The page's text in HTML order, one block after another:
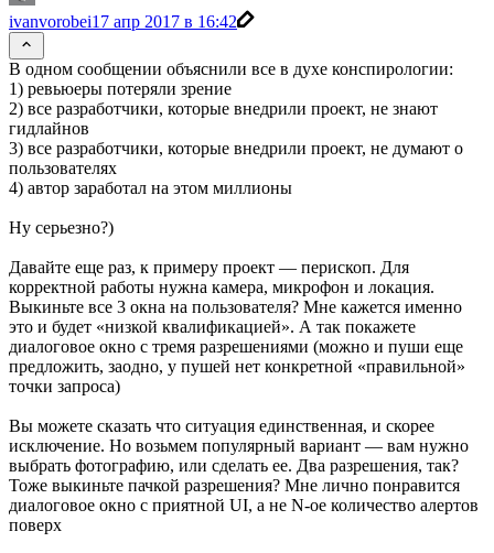
ivanvorobei17 апр 2017 в 16:42
В одном сообщении объяснили все в духе конспирологии:
1) ревьюеры потеряли зрение
2) все разработчики, которые внедрили проект, не знают
гидлайнов
3) все разработчики, которые внедрили проект, не думают о
пользователях
4) автор заработал на этом миллионы
Ну серьезно?)
Давайте еще раз, к примеру проект — перископ. Для
корректной работы нужна камера, микрофон и локация.
Выкиньте все 3 окна на пользователя? Мне кажется именно
это и будет «низкой квалификацией». А так покажете
диалоговое окно с тремя разрешениями (можно и пуши еще
предложить, заодно, у пушей нет конкретной «правильной»
точки запроса)
Вы можете сказать что ситуация единственная, и скорее
исключение. Но возьмем популярный вариант — вам нужно
выбрать фотографию, или сделать ее. Два разрешения, так?
Тоже выкиньте пачкой разрешения? Мне лично понравится
диалоговое окно с приятной UI, а не N-ое количество алертов
поверх